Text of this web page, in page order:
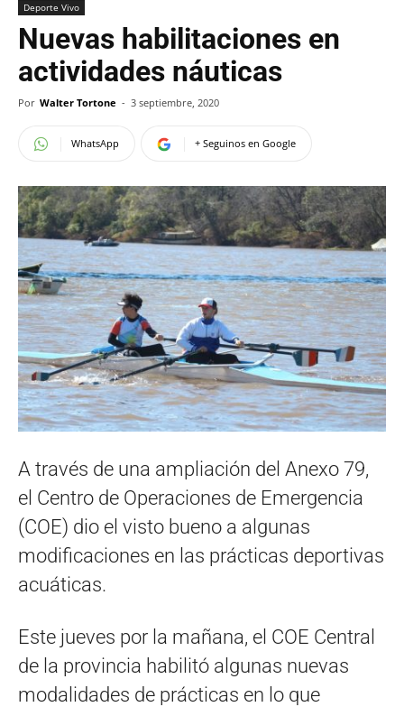
Deporte Vivo
Nuevas habilitaciones en
actividades náuticas
Por Walter Tortone - 3 septiembre, 2020
WhatsApp + Seguinos en Google
A través de una ampliación del Anexo 79,
el Centro de Operaciones de Emergencia
(COE) dio el visto bueno a algunas
modificaciones en las prácticas deportivas
acuáticas.
Este jueves por la mañana, el COE Central
de la provincia habilitó algunas nuevas
modalidades de prácticas en lo que